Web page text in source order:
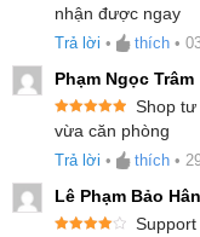
Ưu điểm của
Purifier 6
2.Hệ thống cảm
không khí
Sở hữu công
4.Khả năng loại bỏ
gia đình
Được xếp
hạng5 5
sao
nhận được ngay
Trả lời • thích •
Phạm Ngọc Trâm
Được xếp
hạng 55
sao
Shop
vừa căn phòng
Trả lời • thích •
Lê Phạm Bảo Hân